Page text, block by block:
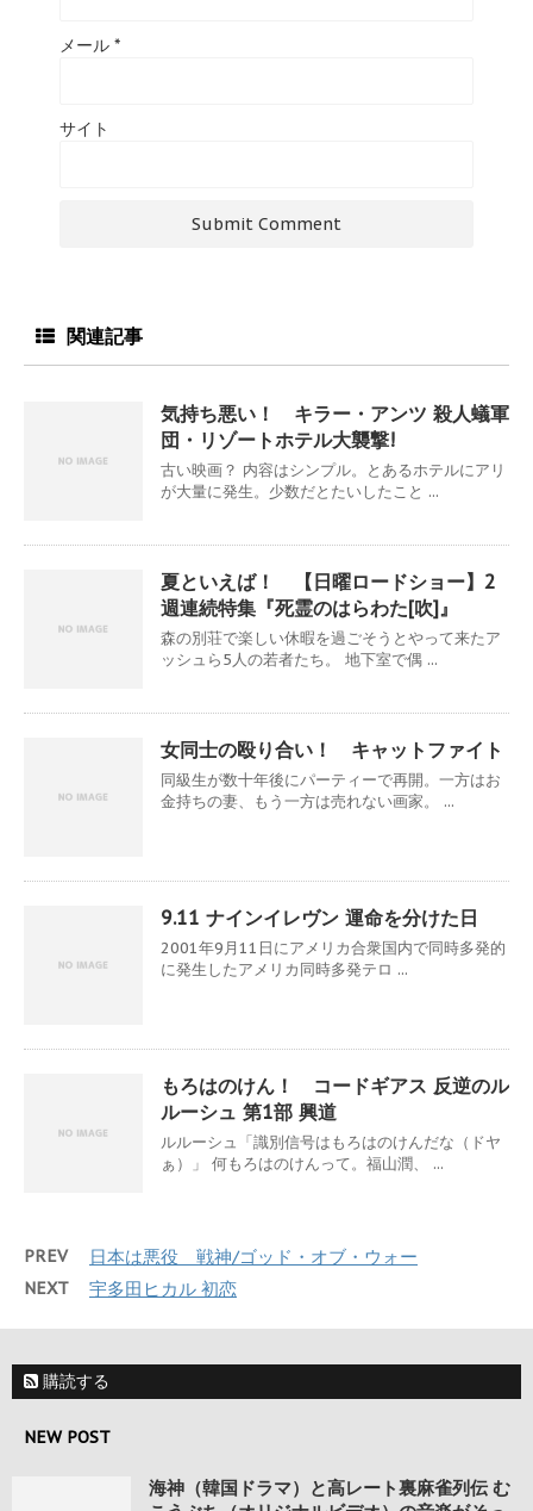
メール *
サイト
関連記事
気持ち悪い！ キラー・アンツ 殺人蟻軍
団・リゾートホテル大襲撃!
古い映画？ 内容はシンプル。とあるホテルにアリ
が大量に発生。少数だとたいしたこと ...
夏といえば！ 【日曜ロードショー】2
週連続特集『死霊のはらわた[吹]』
森の別荘で楽しい休暇を過ごそうとやって来たア
ッシュら5人の若者たち。 地下室で偶 ...
女同士の殴り合い！ キャットファイト
同級生が数十年後にパーティーで再開。一方はお
金持ちの妻、もう一方は売れない画家。 ...
9.11 ナインイレヴン 運命を分けた日
2001年9月11日にアメリカ合衆国内で同時多発的
に発生したアメリカ同時多発テロ ...
もろはのけん！ コードギアス 反逆のル
ルーシュ 第1部 興道
ルルーシュ「識別信号はもろはのけんだな（ドヤ
ぁ）」 何もろはのけんって。福山潤、 ...
PREV 日本は悪役 戦神/ゴッド・オブ・ウォー
NEXT 宇多田ヒカル 初恋
購読する
NEW POST
海神（韓国ドラマ）と高レート裏麻雀列伝 む